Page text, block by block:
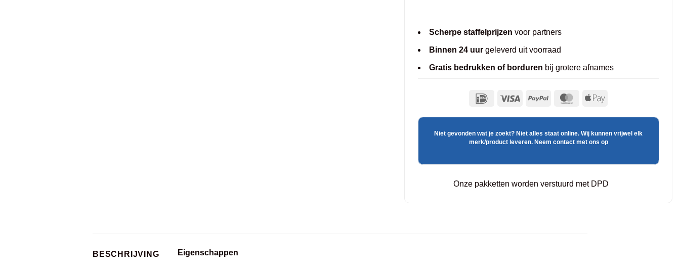
Scherpe staffelprijzen voor partners
Binnen 24 uurgeleverd uit voorraad
Gratis bedrukken of borduren bij grotere afnames
Niet gevonden wat je zoekt? Niet alles staat online. Wij kunnen vrijwel elk
merk/product leveren. Neem contact met ons op
Onze pakketten worden verstuurd met DPD
BESCHRIJVING Eigenschappen